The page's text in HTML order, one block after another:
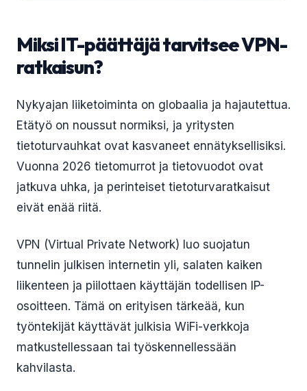
Miksi IT-päättäjä tarvitsee VPN-
ratkaisun?
Nykyajan liiketoiminta on globaalia ja hajautettua.
Etätyö on noussut normiksi, ja yritysten
tietoturvauhkat ovat kasvaneet ennätyksellisiksi.
Vuonna 2026 tietomurrot ja tietovuodot ovat
jatkuva uhka, ja perinteiset tietoturvaratkaisut
eivät enää riitä.
VPN (Virtual Private Network) luo suojatun
tunnelin julkisen internetin yli, salaten kaiken
liikenteen ja piilottaen käyttäjän todellisen IP-
osoitteen. Tämä on erityisen tärkeää, kun
työntekijät käyttävät julkisia WiFi-verkkoja
matkustellessaan tai työskennellessään
kahvilasta.